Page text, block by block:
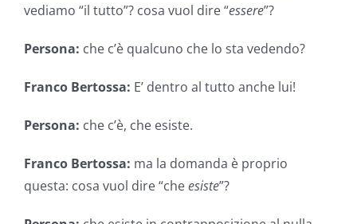
vediamo “il tutto”? cosa vuol dire “essere”?
Persona: che c’è qualcuno che lo sta vedendo?
Franco Bertossa: E’ dentro al tutto anche lui!
Persona: che c’è, che esiste.
Franco Bertossa: ma la domanda è proprio
questa: cosa vuol dire “cheesiste”?